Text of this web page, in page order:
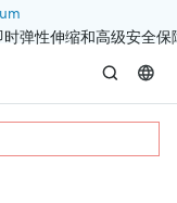
弹性伸缩和高级安全保